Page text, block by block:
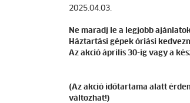
2025.04.03.
Ne maradj le a legjobb
Háztartási gépek óriási
Az akció április 30-ig vagy a
(Az akció időtartama alatt
változhat!)